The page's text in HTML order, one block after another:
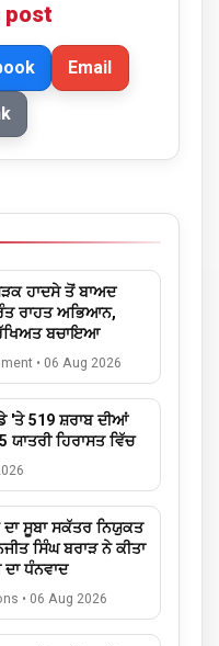
post
Email
ਹਾਦਸੇ ਤੋਂ ਬਾਅਦ
ਰਾਹਤ ਅਭਿਆਨ,
ਬਚਾਇਆ
• 06 Aug 2026
'ਤੇ 519 ਸ਼ਰਾਬ ਦੀਆਂ
ਯਾਤਰੀ ਹਿਰਾਸਤ ਵਿੱਚ
ਦਾ ਸੂਬਾ ਸਕੱਤਰ ਨਿਯੁਕਤ
ਸਿੰਘ ਬਰਾੜ ਨੇ ਕੀਤਾ
ਦਾ ਧੰਨਵਾਦ
• 06 Aug 2026